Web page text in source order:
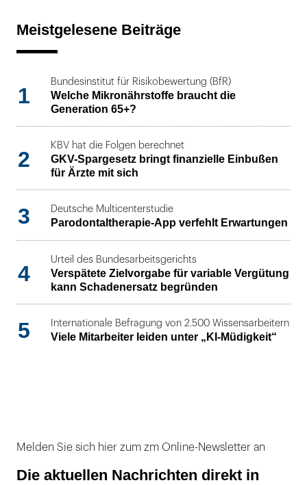
Meistgelesene Beiträge
1
Bundesinstitut für Risikobewertung (BfR)
Welche Mikronährstoffe braucht die
Generation 65+?
2
KBV hat die Folgen berechnet
GKV-Spargesetz bringt finanzielle Einbußen
für Ärzte mit sich
3 Deutsche Multicenterstudie
Parodontaltherapie-App verfehlt Erwartungen
4
Urteil des Bundesarbeitsgerichts
Verspätete Zielvorgabe für variable Vergütung
kann Schadenersatz begründen
5 Internationale Befragung von 2.500 Wissensarbeitern
Viele Mitarbeiter leiden unter „KI-Müdigkeit“
Melden Sie sich hier zum zm Online-Newsletter an
Die aktuellen Nachrichten direkt in